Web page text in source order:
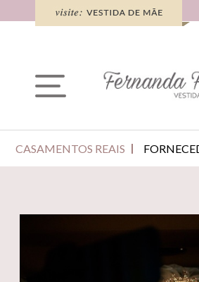
CASAMENTOS REAIS